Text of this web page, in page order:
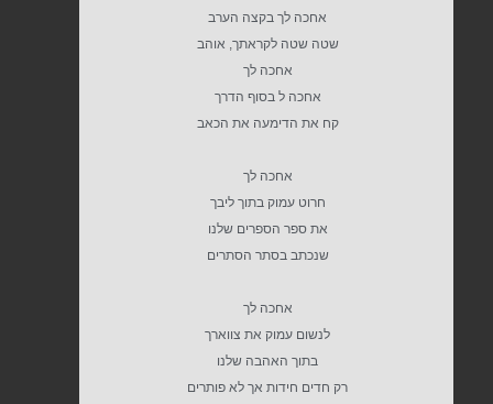
אחכה לך בקצה הערב
שטה שטה לקראתך, אוהב
אחכה לך
אחכה ל בסוף הדרך
קח את הדימעה את הכאב
אחכה לך
חרוט עמוק בתוך ליבך
את ספר הספרים שלנו
שנכתב בסתר הסתרים
אחכה לך
לנשום עמוק את צווארך
בתוך האהבה שלנו
רק חדים חידות אך לא פותרים